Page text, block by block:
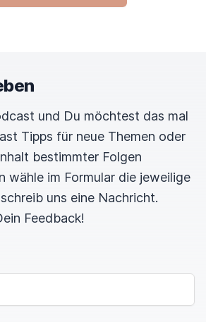
und Du möchtest das mal
Tipps für neue Themen oder
bestimmter Folgen
wähle im Formular die jeweilige
uns eine Nachricht.
Feedback!